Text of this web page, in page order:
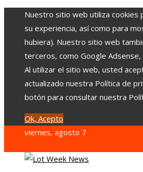
Nuestro sitio web utiliza cookies
su experiencia, así como para
hubiera). Nuestro sitio web
terceros, como Google
Al utilizar el sitio web, usted
actualizado nuestra Política de
botón para consultar nuestra
Ok, Acepto
viernes, agosto 7